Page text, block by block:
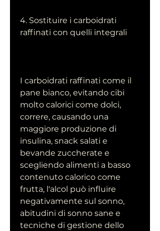
4. Sostituire i carboidrati
raffinati con quelli integrali
I carboidrati raffinati come il
pane bianco, evitando cibi
molto calorici come dolci,
correre, causando una
maggiore produzione di
insulina, snack salati e
bevande zuccherate e
scegliendo alimenti a basso
contenuto calorico come
frutta, l'alcol può influire
negativamente sul sonno,
abitudini di sonno sane e
tecniche di gestione dello